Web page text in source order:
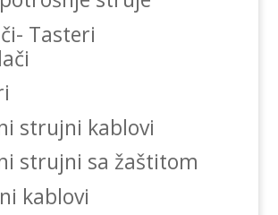
Tasteri
strujni kablovi
strujni sa žaštitom
kablovi